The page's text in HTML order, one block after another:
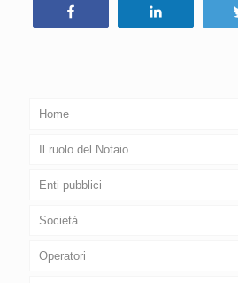
Home
Il ruolo del Notaio
Enti pubblici
Società
Operatori